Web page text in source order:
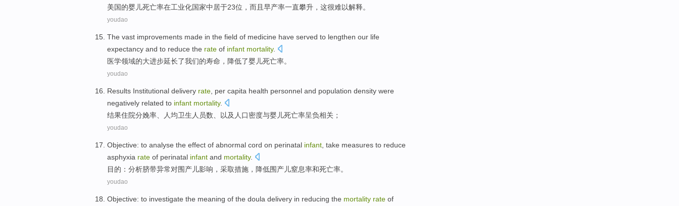
美国的婴儿死亡率在工业化国家中居于23位，而且 早产率一直攀升， 这很难以解释。
youdao
The vast improvements made in the field of medicine have served to lengthen our life
expectancy and to reduce the rate of infant mortality.
医学领域的大进步延长了我们的寿命 ， 降低了婴儿死亡率。
youdao
Results Institutional delivery rate per capita health personnel and population density were
negatively related to infant mortality.
结果住院分娩率 人均卫生 人员数、 以及 人口密度与婴儿死亡率呈负相关；
youdao
Objective: to analyse the effect of abnormal cord on perinatal infant take measures to reduce
asphyxia rate of perinatal infant and mortality.
目的 ： 分析脐带异常对围产儿影响 ， 采取措施 ， 降低围产儿窒息率和死亡率。
youdao
Objective: to investigate the meaning of the doula delivery in reducing the mortality rate of